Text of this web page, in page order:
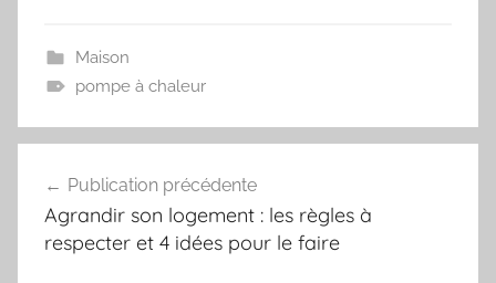
Maison
pompe à chaleur
de
l’article
Publication précédente
Agrandir son logement : les règles à
respecter et 4 idées pour le faire